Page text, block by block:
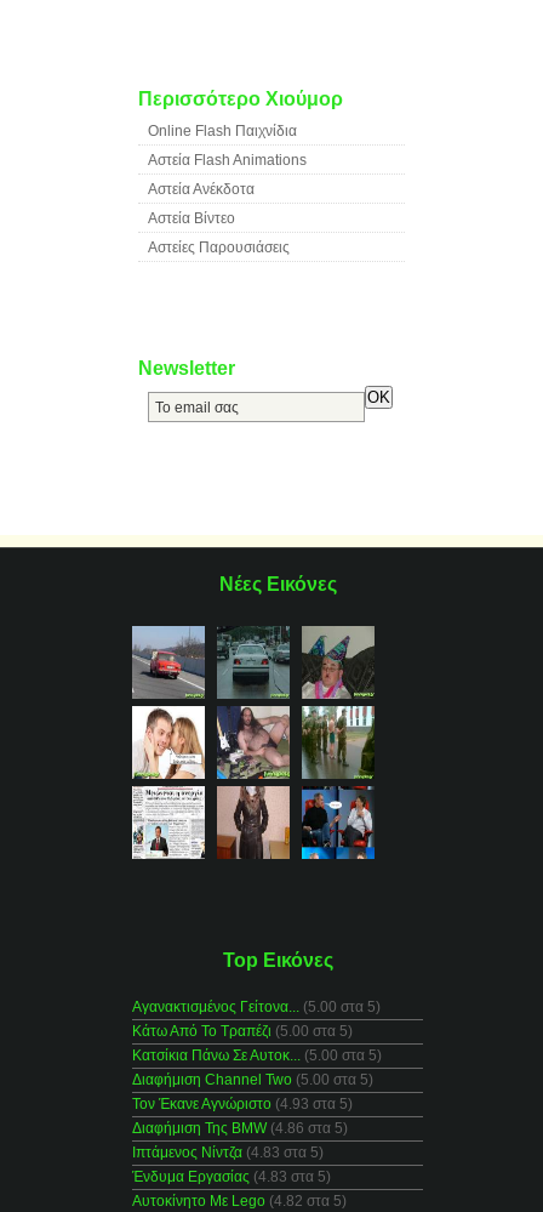
Περισσότερο Χιούμορ
Online Flash Παιχνίδια
Αστεία Flash Animations
Αστεία Ανέκδοτα
Αστεία Βίντεο
Αστείες Παρουσιάσεις
Newsletter
Νέες Εικόνες
Top Εικόνες
Αγανακτισμένος Γείτονα... (5.00 στα 5)
Κάτω Από Το Τραπέζι (5.00 στα 5)
Κατσίκια Πάνω Σε Αυτοκ... (5.00 στα 5)
Διαφήμιση Channel Two (5.00 στα 5)
Τον Έκανε Αγνώριστο (4.93 στα 5)
Διαφήμιση Της BMW(4.86 στα 5)
Ιπτάμενος Νίντζα (4.83 στα 5)
Ένδυμα Εργασίας (4.83 στα 5)
Αυτοκίνητο Με Lego (4.82 στα 5)